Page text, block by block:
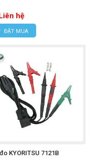
cách UNI-T
hệ
ĐẶT MUA
KYORITSU 7121B